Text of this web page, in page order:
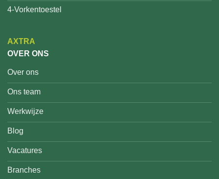
4-Vorkentoestel
AXTRA
OVER ONS
Over ons
Ons team
Werkwijze
Blog
Vacatures
Branches